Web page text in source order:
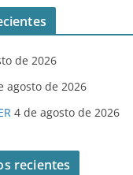
de 2026
agosto de 2026
4 de agosto de 2026
recientes